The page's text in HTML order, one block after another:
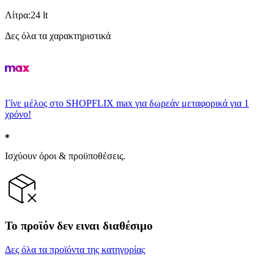
Λίτρα:24 lt
Δες όλα τα χαρακτηριστικά
Γίνε μέλος στο SHOPFLIX max για δωρεάν μεταφορικά για 1
χρόνο!
Ισχύουν όροι & προϋποθέσεις.
Το προϊόν δεν ειναι διαθέσιμο
Δες όλα τα προϊόντα της κατηγορίας